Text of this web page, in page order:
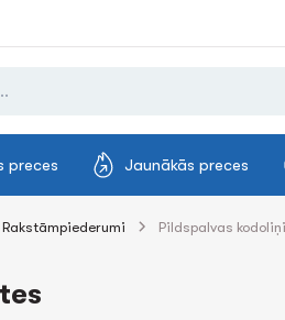
preces Jaunākās preces
Rakstāmpiederumi Pildspalvas